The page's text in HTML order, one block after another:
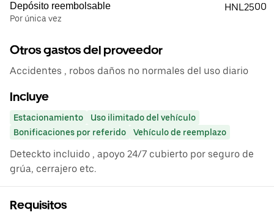
Depósito reembolsable
Por única vez
HNL2500
Otros gastos del proveedor
Accidentes , robos daños no normales del uso diario
Incluye
Estacionamiento
Uso ilimitado del vehículo
Bonificaciones por referido
Vehículo de reemplazo
Deteckto incluido , apoyo 24/7 cubierto por seguro de
grúa, cerrajero etc.
Requisitos